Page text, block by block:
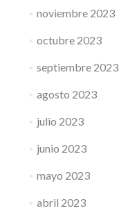
noviembre 2023
octubre 2023
septiembre 2023
agosto 2023
julio 2023
junio 2023
mayo 2023
abril 2023